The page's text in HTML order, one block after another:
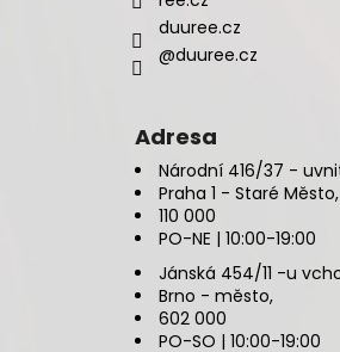
duuree.cz
@duuree.cz
Adresa
Národní 416/37 -
Praha 1 - Staré Město,
110 000
PO-NE | 10:00-19:00
Jánská 454/11 -u
Brno - město,
602 000
PO-SO | 10:00-19:00